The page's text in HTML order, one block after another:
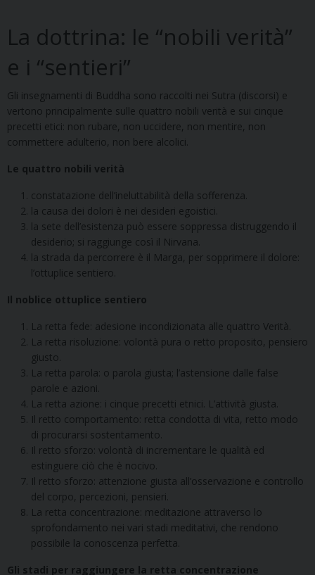
La dottrina: le “nobili verità”
e i “sentieri”
Gli insegnamenti di Buddha sono raccolti nei Sutra (discorsi) e
vertono principalmente sulle quattro nobili verità e sui cinque
precetti etici: non rubare, non uccidere, non mentire, non
commettere adulterio, non bere alcolici.
Le quattro nobili verità
constatazione dell’ineluttabilità della sofferenza.
la causa dei dolori è nei desideri egoistici.
la sete dell’esistenza può essere soppressa distruggendo il
desiderio; si raggiunge così il Nirvana.
la strada da percorrere è il Marga, per sopprimere il dolore:
l’ottuplice sentiero.
Il noblice ottuplice sentiero
La retta fede: adesione incondizionata alle quattro Verità.
La retta risoluzione: volontà pura o retto proposito, pensiero
giusto.
La retta parola: o parola giusta; l’astensione dalle false
parole e azioni.
La retta azione: i cinque precetti etnici. L’attività giusta.
Il retto comportamento: retta condotta di vita, retto modo
di procurarsi sostentamento.
Il retto sforzo: volontà di incrementare le qualità ed
estinguere ciò che è nocivo.
Il retto sforzo: attenzione giusta all’osservazione e controllo
del corpo, percezioni, pensieri.
La retta concentrazione: meditazione attraverso lo
sprofondamento nei vari stadi meditativi, che rendono
possibile la conoscenza perfetta.
Gli stadi per raggiungere la retta concentrazione